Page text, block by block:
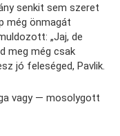
senkit sem szeret
még önmagát
„Jaj, de
meg még csak
jó feleséged, Pavlik.
vagy — mosolygott